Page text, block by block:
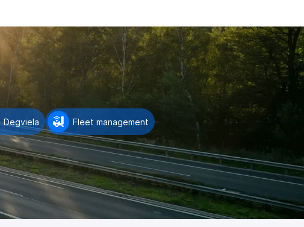
Degviela Fleet management